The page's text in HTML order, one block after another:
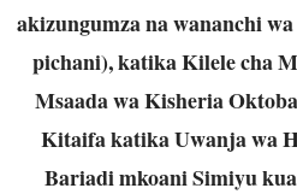
akizungumza na wananchi
pichani), katika Kilele cha
Msaada wa Kisheria
Kitaifa katika Uwanja wa
Bariadi mkoani Simiyu